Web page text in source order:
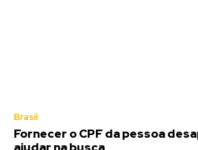
Brasil
Fornecer o CPF da pessoa